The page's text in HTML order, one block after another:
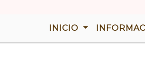
INICIO